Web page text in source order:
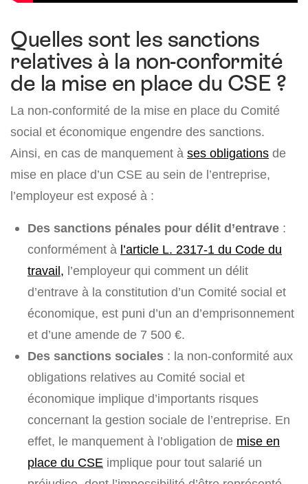
Quelles sont les sanctions
relatives à la non-conformité
de la mise en place du CSE ?
La non-conformité de la mise en place du Comité
social et économique engendre des sanctions.
Ainsi, en cas de manquement à ses obligations de
mise en place d’un CSE au sein de l’entreprise,
l’employeur est exposé à :
Des sanctions pénales pour délit d’entrave :
conformément à l’article L. 2317-1 du Code du
travail, l’employeur qui comment un délit
d’entrave à la constitution d’un Comité social et
économique, est puni d’un an d’emprisonnement
et d’une amende de 7 500 €.
Des sanctions sociales : la non-conformité aux
obligations relatives au Comité social et
économique implique d’importants risques
concernant la gestion sociale de l’entreprise. En
effet, le manquement à l’obligation de mise en
place du CSE implique pour tout salarié un